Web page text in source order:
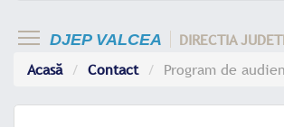
DJEP VALCEA
DIRECTIA JUDETEANA DE EVIDENTA A
Acasă
Contact Program de